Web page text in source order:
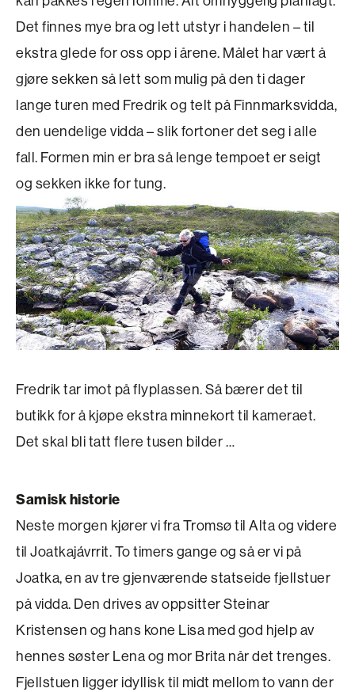
Det finnes mye bra og lett utstyr i handelen – til
ekstra glede for oss opp i årene. Målet har vært å
gjøre sekken så lett som mulig på den ti dager
lange turen med Fredrik og telt på Finnmarksvidda,
den uendelige vidda – slik fortoner det seg i alle
fall. Formen min er bra så lenge tempoet er seigt
og sekken ikke for tung.
Fredrik tar imot på flyplassen. Så bærer det til
butikk for å kjøpe ekstra minnekort til kameraet.
Det skal bli tatt flere tusen bilder …
Samisk historie
Neste morgen kjører vi fra Tromsø til Alta og videre
til Joatkajávrrit. To timers gange og så er vi på
Joatka, en av tre gjenværende statseide fjellstuer
på vidda. Den drives av oppsitter Steinar
Kristensen og hans kone Lisa med god hjelp av
hennes søster Lena og mor Brita når det trenges.
Fjellstuen ligger idyllisk til midt mellom to vann der